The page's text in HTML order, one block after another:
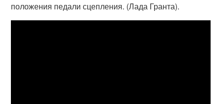
положения педали сцепления. (Лада Гранта).